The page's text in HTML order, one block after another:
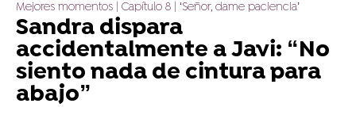
Mejores momentos | Capítulo 8 | ‘Señor, dame paciencia’
Sandra dispara
accidentalmente a Javi: “No
siento nada de cintura para
abajo”